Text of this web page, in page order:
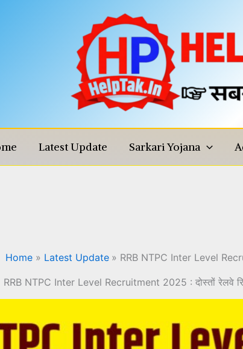
Latest Update Sarkari Yojana
Home Latest Update RRB NTPC Inter Level
RRB NTPC Inter Level Recruitment 2025 : दोस्तों रेलवे